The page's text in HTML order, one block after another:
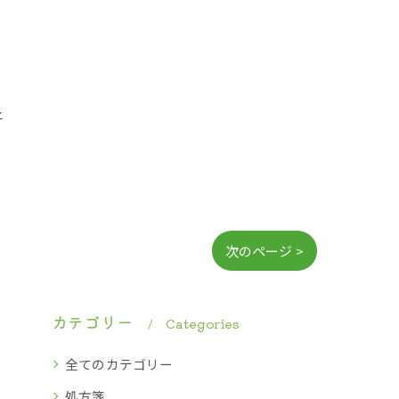
次のページ >
カテゴリー Categories
全てのカテゴリー